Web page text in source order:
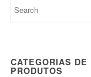
CATEGORIAS DE
PRODUTOS